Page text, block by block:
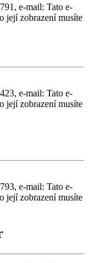
e-mail: Tato e-
její zobrazení musíte
e-mail: Tato e-
její zobrazení musíte
e-mail: Tato e-
její zobrazení musíte